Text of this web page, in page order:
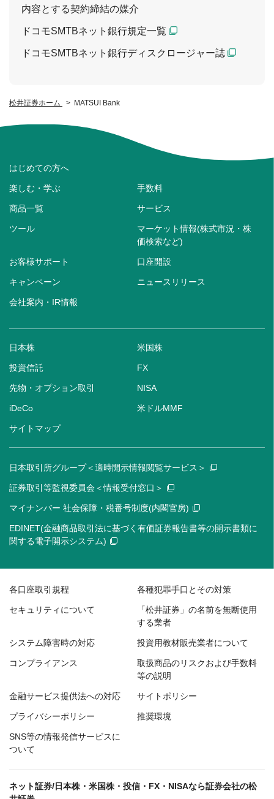
松井証券ホーム MATSUI Bank
内容とする契約締結の媒介
ドコモSMTBネット銀行規定一覧
ドコモSMTBネット銀行ディスクロージャー誌
はじめての方へ
楽しむ・学ぶ 手数料
商品一覧 サービス
ツール
マーケット情報(株式市況・株
価検索など)
お客様サポート 口座開設
キャンペーン ニュースリリース
会社案内・IR情報
日本株 米国株
投資信託 FX
先物・オプション取引 NISA
iDeCo 米ドルMMF
サイトマップ
日本取引所グループ＜適時開示情報閲覧サービス＞
証券取引等監視委員会＜情報受付窓口＞
マイナンバー 社会保障・税番号制度(内閣官房)
EDINET(金融商品取引法に基づく有価証券報告書等の開示書類に
関する電子開示システム)
各口座取引規程 各種犯罪手口とその対策
セキュリティについて
「松井証券」の名前を無断使用
する業者
システム障害時の対応 投資用教材販売業者について
コンプライアンス
取扱商品のリスクおよび手数料
等の説明
金融サービス提供法への対応 サイトポリシー
プライバシーポリシー 推奨環境
SNS等の情報発信サービスに
ついて
ネット証券/日本株・米国株・投信・FX・NISAなら証券会社の松